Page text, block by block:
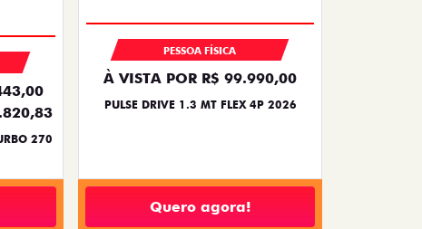
270
PESSOA FÍSICA
À VISTA POR R$ 99.990,00
PULSE DRIVE 1.3 MT FLEX 4P 2026
Quero agora!